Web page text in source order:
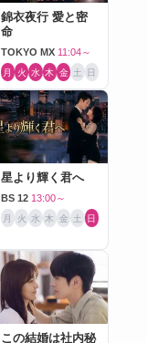
錦衣夜行 愛と密
命
TOKYO MX 11:04～
月 火 水 木 金 土 日
星より輝く君へ
BS 12 13:00～
月 火 水 木 金 土 日
この結婚は社内秘